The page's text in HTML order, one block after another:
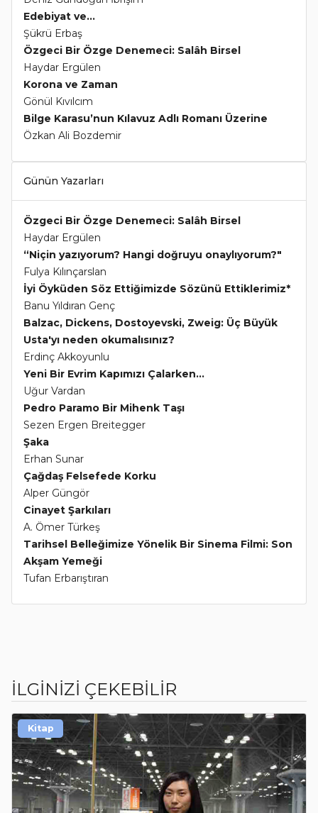
Edebiyat ve...
Şükrü Erbaş
Özgeci Bir Özge Denemeci: Salâh Birsel
Haydar Ergülen
Korona ve Zaman
Gönül Kıvılcım
Bilge Karasu’nun Kılavuz Adlı Romanı Üzerine
Özkan Ali Bozdemir
Günün Yazarları
Özgeci Bir Özge Denemeci: Salâh Birsel
Haydar Ergülen
“Niçin yazıyorum? Hangi doğruyu onaylıyorum?"
Fulya Kılınçarslan
İyi Öyküden Söz Ettiğimizde Sözünü Ettiklerimiz*
Banu Yıldıran Genç
Balzac, Dickens, Dostoyevski, Zweig: Üç Büyük
Usta'yı neden okumalısınız?
Erdinç Akkoyunlu
Yeni Bir Evrim Kapımızı Çalarken...
Uğur Vardan
Pedro Paramo Bir Mihenk Taşı
Sezen Ergen Breitegger
Şaka
Erhan Sunar
Çağdaş Felsefede Korku
Alper Güngör
Cinayet Şarkıları
A. Ömer Türkeş
Tarihsel Belleğimize Yönelik Bir Sinema Filmi: Son
Akşam Yemeği
Tufan Erbarıştıran
İLGİNİZİ ÇEKEBİLİR
Kitap